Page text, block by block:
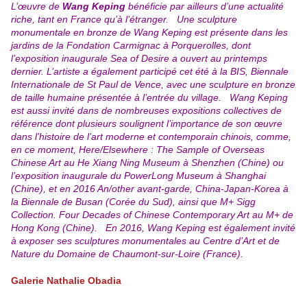
L’œuvre de Wang Keping bénéficie par ailleurs d’une actualité
riche, tant en France qu’à l’étranger. Une sculpture
monumentale en bronze de Wang Keping est présente dans les
jardins de la Fondation Carmignac à Porquerolles, dont
l’exposition inaugurale Sea of Desire a ouvert au printemps
dernier. L’artiste a également participé cet été à la BIS, Biennale
Internationale de St Paul de Vence, avec une sculpture en bronze
de taille humaine présentée à l’entrée du village. Wang Keping
est aussi invité dans de nombreuses expositions collectives de
référence dont plusieurs soulignent l’importance de son œuvre
dans l’histoire de l’art moderne et contemporain chinois, comme,
en ce moment, Here/Elsewhere : The Sample of Overseas
Chinese Art au He Xiang Ning Museum à Shenzhen (Chine) ou
l’exposition inaugurale du PowerLong Museum à Shanghai
(Chine), et en 2016 An/other avant-garde, China-Japan-Korea à
la Biennale de Busan (Corée du Sud), ainsi que M+ Sigg
Collection. Four Decades of Chinese Contemporary Art au M+ de
Hong Kong (Chine). En 2016, Wang Keping est également invité
à exposer ses sculptures monumentales au Centre d’Art et de
Nature du Domaine de Chaumont-sur-Loire (France).
Galerie Nathalie Obadia